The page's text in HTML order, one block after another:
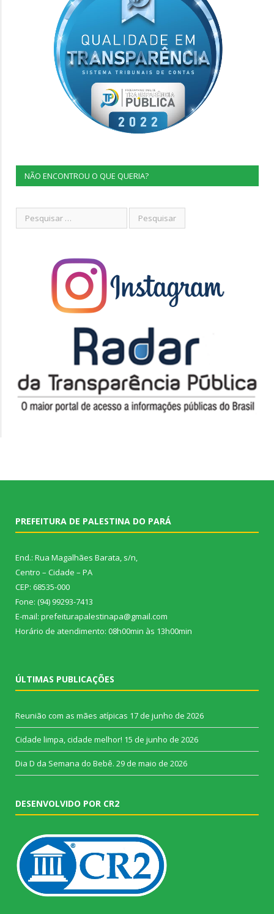
NÃO ENCONTROU O QUE QUERIA?
PREFEITURA DE PALESTINA DO PARÁ
End.: Rua Magalhães Barata, s/n,
Centro – Cidade – PA
CEP: 68535-000
Fone: (94) 99293-7413
E-mail: prefeiturapalestinapa@gmail.com
Horário de atendimento: 08h00min às 13h00min
ÚLTIMAS PUBLICAÇÕES
Reunião com as mães atípicas 17 de junho de 2026
Cidade limpa, cidade melhor! 15 de junho de 2026
Dia D da Semana do Bebê. 29 de maio de 2026
DESENVOLVIDO POR CR2